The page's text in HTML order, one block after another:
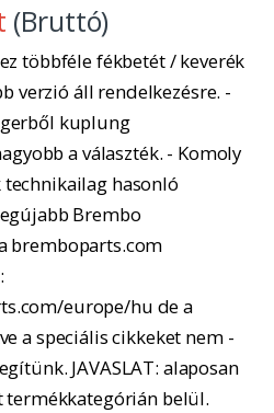
(Bruttó)
többféle fékbetét / keverék
verzió áll rendelkezésre. -
kuplung
a választék. - Komoly
hasonló
Brembo
bremboparts.com
europe/hu de a
a speciális cikkeket nem -
JAVASLAT: alaposan
belül.